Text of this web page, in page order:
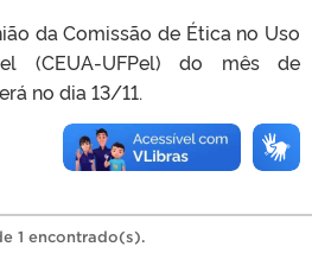
da Comissão de Ética no Uso
(CEUA-UFPel) do mês de
no dia 13/11.
1 encontrado(s).